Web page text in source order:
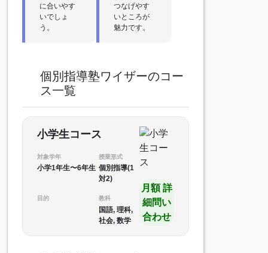
に合いやす
いでしょ
う。
つなげやす
いところが
魅力です。
個別指導塾ワイザーのコー
ス一覧
小学生コース
対象学年
小学1年生〜6年生
授業形式
個別指導(1
対2)
目的 教科
国語, 理科,
社会, 数学
月額 詳
細問い
合わせ